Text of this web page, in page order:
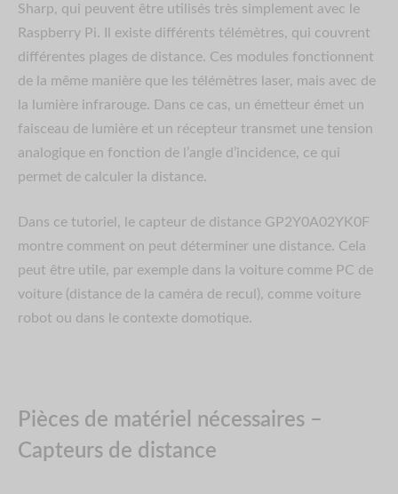
Sharp, qui peuvent être utilisés très simplement avec le
Raspberry Pi. Il existe différents télémètres, qui couvrent
différentes plages de distance. Ces modules fonctionnent
de la même manière que les télémètres laser, mais avec de
la lumière infrarouge. Dans ce cas, un émetteur émet un
faisceau de lumière et un récepteur transmet une tension
analogique en fonction de l’angle d’incidence, ce qui
permet de calculer la distance.
Dans ce tutoriel, le capteur de distance GP2Y0A02YK0F
montre comment on peut déterminer une distance. Cela
peut être utile, par exemple dans la voiture comme PC de
voiture (distance de la caméra de recul), comme voiture
robot ou dans le contexte domotique.
Pièces de matériel nécessaires –
Capteurs de distance